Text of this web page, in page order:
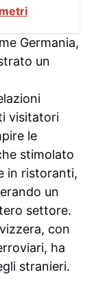
Germania,
un
visitatori
le
stimolato
in ristoranti,
un
settore.
con
ha
stranieri.